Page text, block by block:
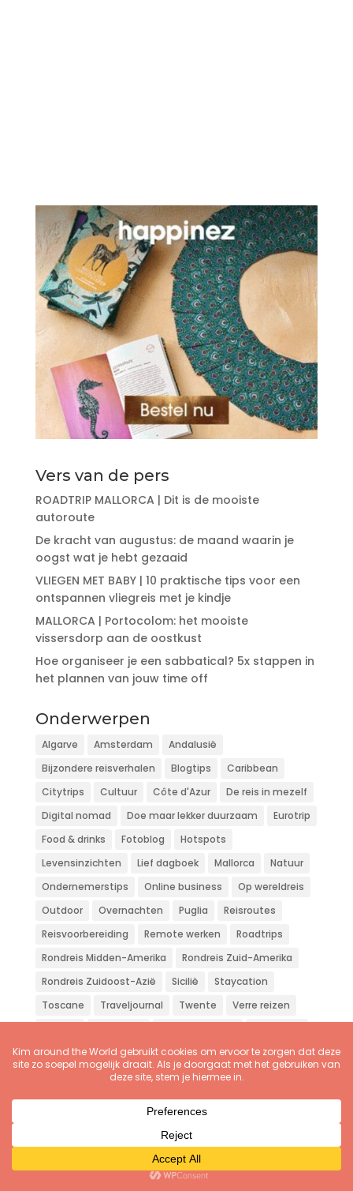
Vers van de pers
ROADTRIP MALLORCA | Dit is de mooiste
autoroute
De kracht van augustus: de maand waarin je
oogst wat je hebt gezaaid
VLIEGEN MET BABY | 10 praktische tips voor een
ontspannen vliegreis met je kindje
MALLORCA | Portocolom: het mooiste
vissersdorp aan de oostkust
Hoe organiseer je een sabbatical? 5x stappen in
het plannen van jouw time off
Onderwerpen
Algarve Amsterdam
Andalusië
Bijzondere reisverhalen
Blogtips
Caribbean
Citytrips
Cultuur Côte d'Azur
De reis in mezelf
Digital nomad
Doe maar lekker duurzaam
Eurotrip
Food & drinks
Fotoblog
Hotspots
Levensinzichten
Lief dagboek Mallorca
Natuur
Ondernemerstips
Online business
Op wereldreis
Outdoor
Overnachten Puglia
Reisroutes
Reisvoorbereiding
Remote werken
Roadtrips
Rondreis Midden-Amerika
Rondreis Zuid-Amerika
Rondreis Zuidoost-Azië
Sicilië
Staycation
Toscane
Traveljournal Twente
Verre reizen
Zon zee strand
Zuid-Europa
© 2016-2026Kim Nijmeijer| Kim around the World |
KvK 81120508 | BTW NL003534702B69 |
Algemene voorwaarden